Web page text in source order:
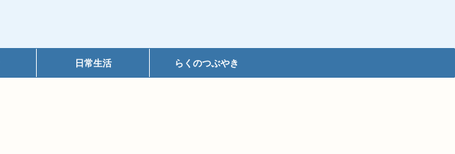
日常生活 らくのつぶやき